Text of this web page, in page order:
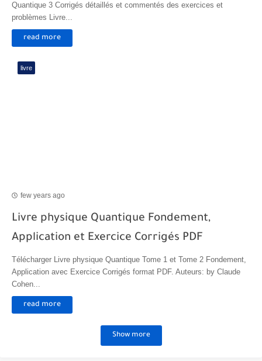
Quantique 3 Corrigés détaillés et commentés des exercices et
problèmes Livre...
read more
livre
few years ago
Livre physique Quantique Fondement,
Application et Exercice Corrigés PDF
Télécharger Livre physique Quantique Tome 1 et Tome 2 Fondement,
Application avec Exercice Corrigés format PDF. Auteurs: by Claude
Cohen...
read more
Show more